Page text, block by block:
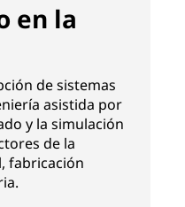
en la
de sistemas
asistida por
y la simulación
de la
fabricación